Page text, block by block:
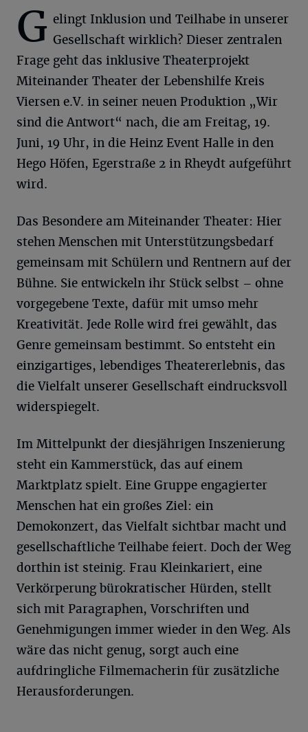
G elingt Inklusion und Teilhabe in unserer
Gesellschaft wirklich? Dieser zentralen
Frage geht das inklusive Theaterprojekt
Miteinander Theater der Lebenshilfe Kreis
Viersen e.V. in seiner neuen Produktion „Wir
sind die Antwort“ nach, die am Freitag, 19.
Juni, 19 Uhr, in die Heinz Event Halle in den
Hego Höfen, Egerstraße 2 in Rheydt aufgeführt
wird.
Das Besondere am Miteinander Theater: Hier
stehen Menschen mit Unterstützungsbedarf
gemeinsam mit Schülern und Rentnern auf der
Bühne. Sie entwickeln ihr Stück selbst – ohne
vorgegebene Texte, dafür mit umso mehr
Kreativität. Jede Rolle wird frei gewählt, das
Genre gemeinsam bestimmt. So entsteht ein
einzigartiges, lebendiges Theatererlebnis, das
die Vielfalt unserer Gesellschaft eindrucksvoll
widerspiegelt.
Im Mittelpunkt der diesjährigen Inszenierung
steht ein Kammerstück, das auf einem
Marktplatz spielt. Eine Gruppe engagierter
Menschen hat ein großes Ziel: ein
Demokonzert, das Vielfalt sichtbar macht und
gesellschaftliche Teilhabe feiert. Doch der Weg
dorthin ist steinig. Frau Kleinkariert, eine
Verkörperung bürokratischer Hürden, stellt
sich mit Paragraphen, Vorschriften und
Genehmigungen immer wieder in den Weg. Als
wäre das nicht genug, sorgt auch eine
aufdringliche Filmemacherin für zusätzliche
Herausforderungen.